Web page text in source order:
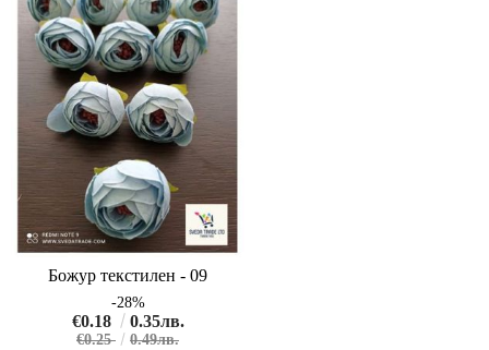
Божур текстилен - 09
-28%
€0.18 0.35лв.
€0.25 0.49лв.